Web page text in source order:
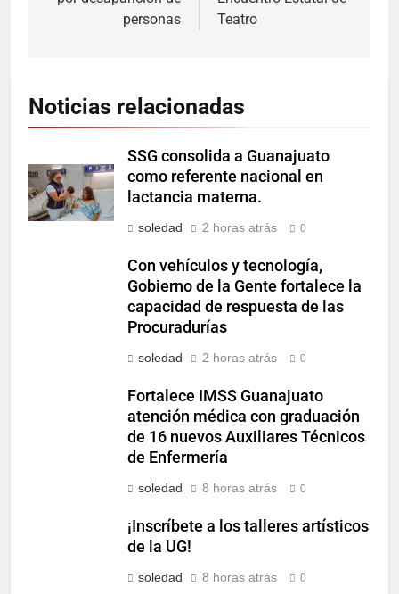
personas
Teatro
Noticias relacionadas
SSG consolida a Guanajuato
como referente nacional en
lactancia materna.
soledad 2 horas atrás 0
Con vehículos y tecnología,
Gobierno de la Gente fortalece la
capacidad de respuesta de las
Procuradurías
soledad 2 horas atrás 0
Fortalece IMSS Guanajuato
atención médica con graduación
de 16 nuevos Auxiliares Técnicos
de Enfermería
soledad 8 horas atrás 0
¡Inscríbete a los talleres artísticos
de la UG!
soledad 8 horas atrás 0